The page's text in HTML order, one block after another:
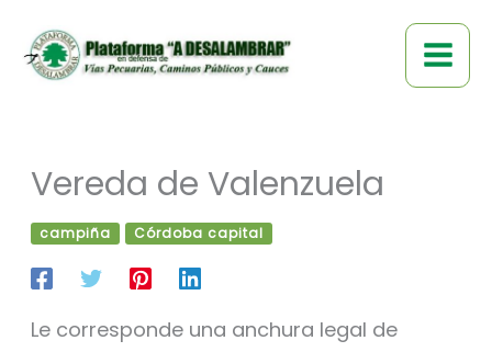
contenido
Vereda de Valenzuela
campiña Córdoba capital
Le corresponde una anchura legal de